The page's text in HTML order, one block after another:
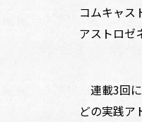
コムキャス
アストロゼ
連載3回に
どの実践ア